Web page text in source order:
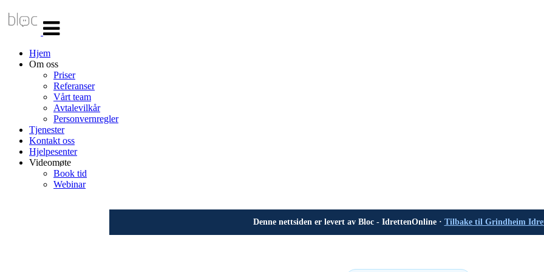
navigasjon
Hjem
Om oss
Priser
Referanser
Vårt team
Avtalevilkår
Personvernregler
Tjenester
Kontakt oss
Hjelpesenter
Videomøte
Book tid
Webinar
Denne nettsiden er levert av Bloc - IdrettenOnline · Tilbake til Grindheim